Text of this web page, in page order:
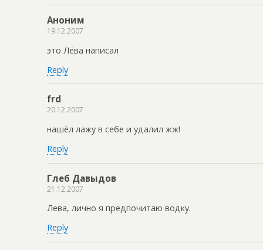
Аноним
19.12.2007
это Лёва написал
Reply
frd
20.12.2007
нашёл лажу в себе и удалил жж!
Reply
Глеб Давыдов
21.12.2007
Лева, лично я предпочитаю водку.
Reply